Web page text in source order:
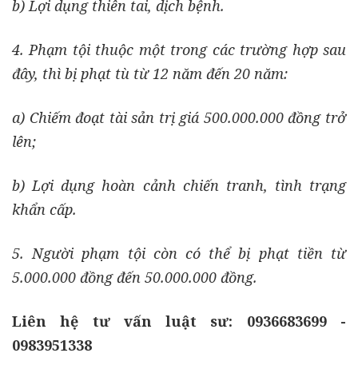
b) Lợi dụng thiên tai, dịch bệnh.
4. Phạm tội thuộc một trong các trường hợp sau
đây, thì bị phạt tù từ 12 năm đến 20 năm:
a) Chiếm đoạt tài sản trị giá 500.000.000 đồng trở
lên;
b) Lợi dụng hoàn cảnh chiến tranh, tình trạng
khẩn cấp.
5. Người phạm tội còn có thể bị phạt tiền từ
5.000.000 đồng đến 50.000.000 đồng.
Liên hệ tư vấn luật sư: 0936683699 -
0983951338